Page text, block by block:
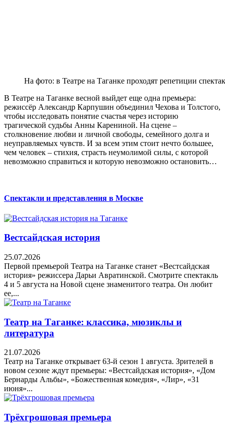
На фото: в Театре на Таганке проходят репетиции
В Театре на Таганке весной выйдет еще одна премьера:
режиссёр Александр Карпушин объединил Чехова и Толстого,
чтобы исследовать понятие счастья через историю
трагической судьбы Анны Карениной. На сцене –
столкновение любви и личной свободы, семейного долга и
неуправляемых чувств. И за всем этим стоит нечто большее,
чем человек – стихия, страсть неумолимой силы, с которой
невозможно справиться и которую невозможно остановить…
Спектакли и представления в Москве
Вестсайдская история
25.07.2026
Первой премьерой Театра на Таганке станет «Вестсайдская
история» режиссера Дарьи Авратинской. Смотрите спектакль
4 и 5 августа на Новой сцене знаменитого театра. Он любит
ее,...
Театр на Таганке: классика, мюзиклы и
литература
21.07.2026
Театр на Таганке открывает 63-й сезон 1 августа. Зрителей в
новом сезоне ждут премьеры: «Вестсайдская история», «Дом
Бернарды Альбы», «Божественная комедия», «Лир», «31
июня»...
Трёхгрошовая премьера